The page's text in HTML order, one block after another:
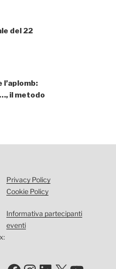
del 22
l’aplomb:
il metodo
Privacy Policy
Cookie Policy
Informativa partecipanti
eventi